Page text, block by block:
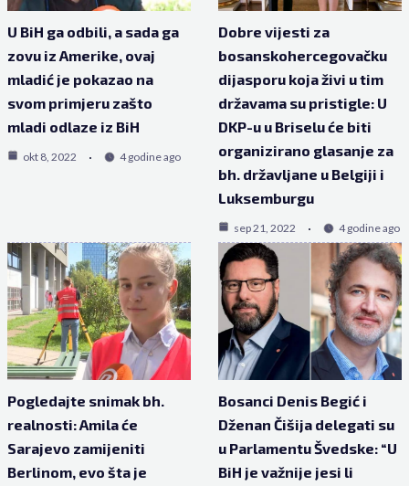
U BiH ga odbili, a sada ga
zovu iz Amerike, ovaj
mladić je pokazao na
svom primjeru zašto
mladi odlaze iz BiH
okt 8, 2022 4 godine ago
Dobre vijesti za
bosanskohercegovačku
dijasporu koja živi u tim
državama su pristigle: U
DKP-u u Briselu će biti
organizirano glasanje za
bh. državljane u Belgiji i
Luksemburgu
sep 21, 2022 4 godine ago
Pogledajte snimak bh.
realnosti: Amila će
Sarajevo zamijeniti
Berlinom, evo šta je
Bosanci Denis Begić i
Dženan Čišija delegati su
u Parlamentu Švedske: “U
BiH je važnije jesi li